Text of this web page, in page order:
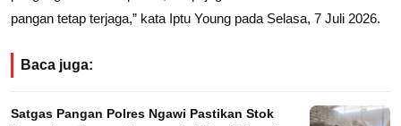
pangan tetap terjaga,” kata Iptu Young pada Selasa, 7 Juli 2026.
Baca juga:
Satgas Pangan Polres Ngawi Pastikan Stok